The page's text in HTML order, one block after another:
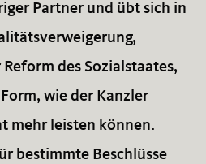
Partner und übt sich in
des Sozialstaates,
wie der Kanzler
mehr leisten können.
bestimmte Beschlüsse